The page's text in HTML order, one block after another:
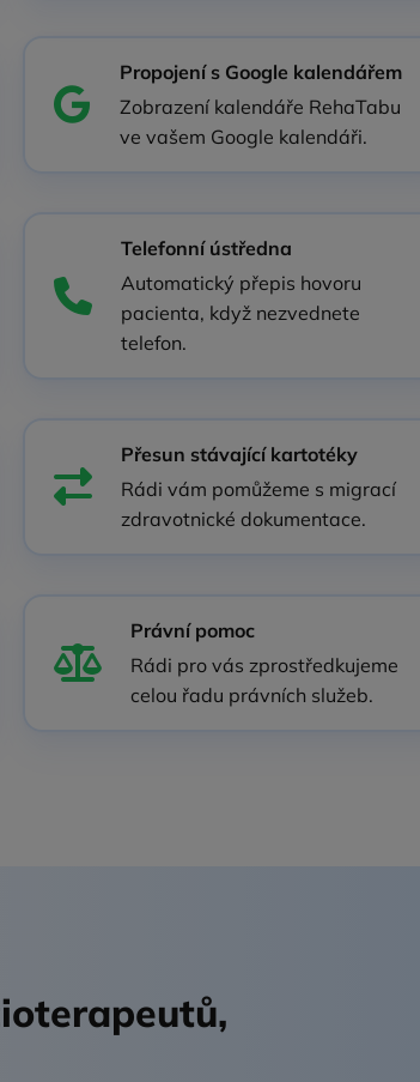
Propojení s Google kalendářem
Zobrazení kalendáře RehaTabu
ve vašem Google kalendáři.
Telefonní ústředna
Automatický přepis hovoru
pacienta, když nezvednete
telefon.
Přesun stávající kartotéky
Rádi vám pomůžeme s migrací
zdravotnické dokumentace.
Právní pomoc
Rádi pro vás zprostředkujeme
celou řadu právních služeb.